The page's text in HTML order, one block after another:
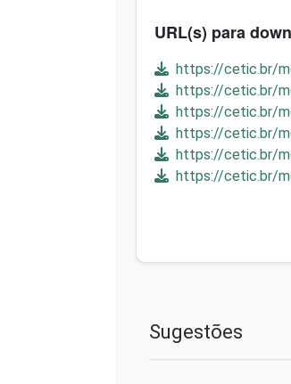
URL(s) para
https://cetic.br/
https://cetic.br/
https://cetic.br/
https://cetic.br/
https://cetic.br/
https://cetic.br/
Sugestões